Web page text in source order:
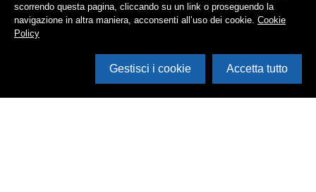
scorrendo questa pagina, cliccando su un link o proseguendo la
navigazione in altra maniera, acconsenti all’uso dei cookie. Cookie
Policy
Gestisci i cookie Accetta tutto